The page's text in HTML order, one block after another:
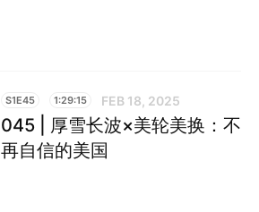
S1E45 1:29:15 FEB 18, 2025
045 | 厚雪长波×美轮美换：不
再自信的美国